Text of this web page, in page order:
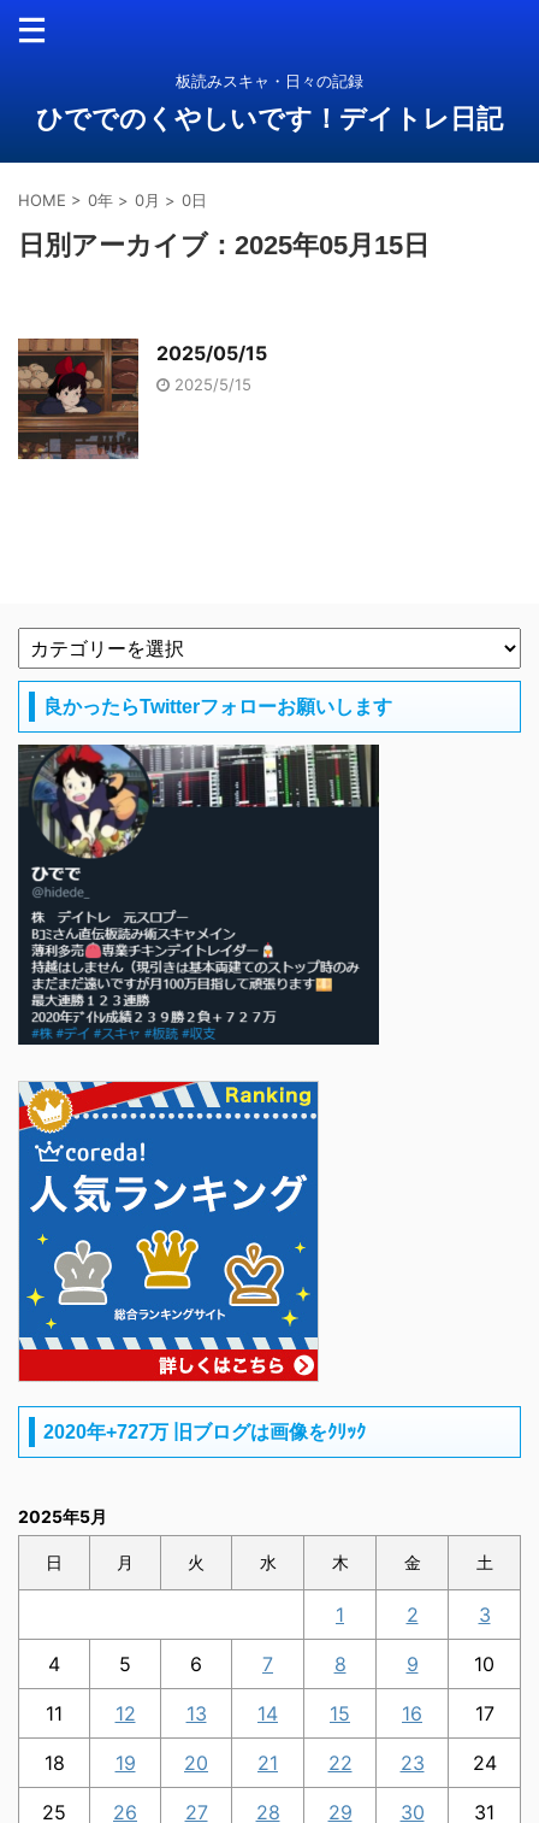
板読みスキャ・日々の記録
ひででのくやしいです！デイトレ日記
HOME > 0年 > 0月 > 0日
日別アーカイブ：2025年05月15日
2025/05/15
2025/5/15
良かったらTwitterフォローお願いします
2020年+727万 旧ブログは画像をｸﾘｯｸ
2025年5月
日 月 火 水 木 金 土
1 2 3
4 5 6 7 8 9 10
11 12 13 14 15 16 17
18 19 20 21 22 23 24
25 26 27 28 29 30
31